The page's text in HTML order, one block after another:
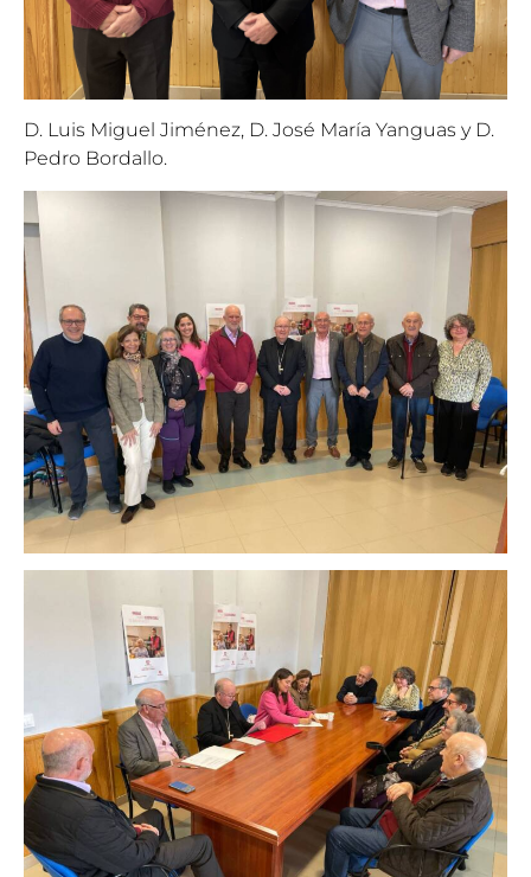
D. Luis Miguel Jiménez, D. José María Yanguas y D.
Pedro Bordallo.